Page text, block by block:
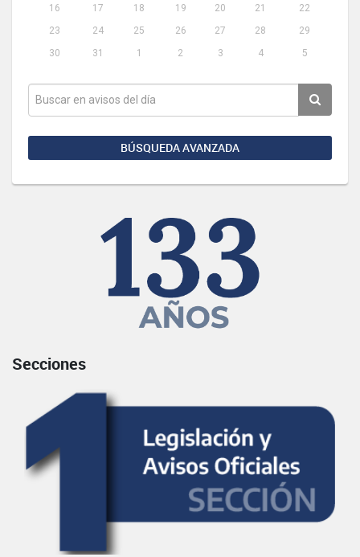
16
17 18 19 20 21
22
23
24 25 26 27 28
29
30
31 1 2 3 4 5
BÚSQUEDA AVANZADA
Secciones